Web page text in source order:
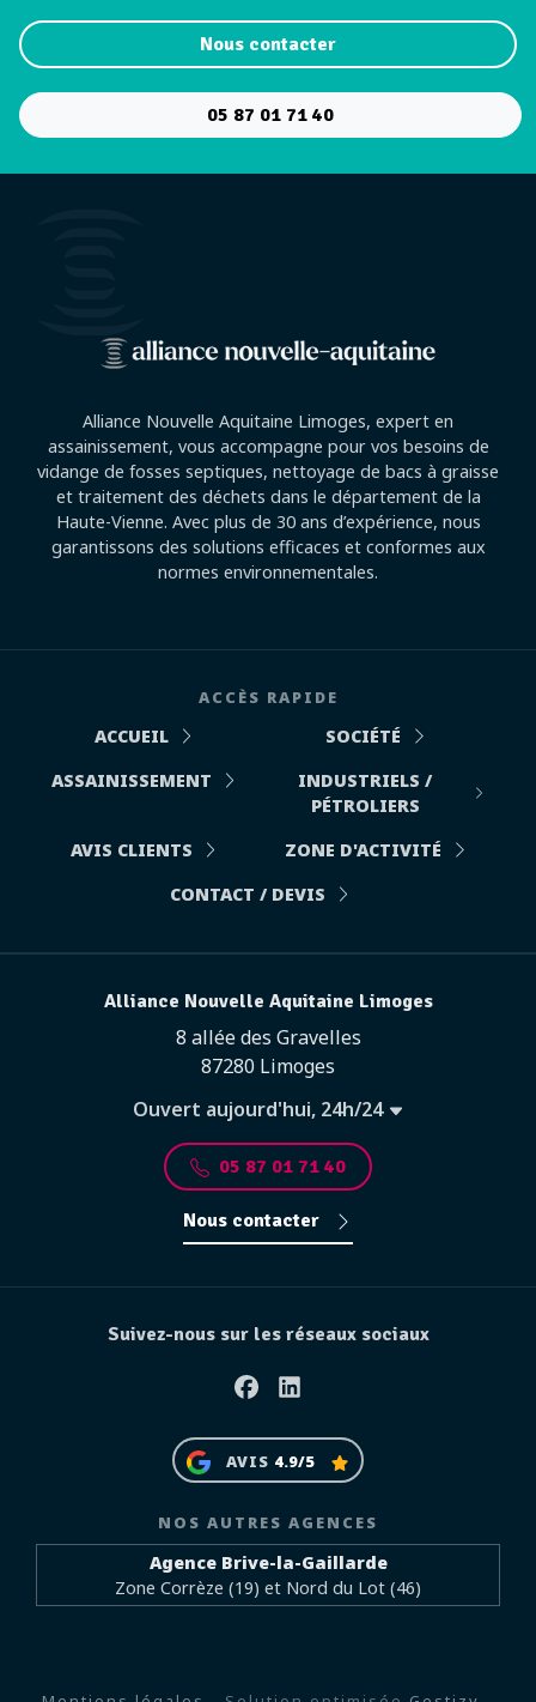
Nous contacter
05 87 01 71 40
Alliance Nouvelle Aquitaine Limoges, expert en
assainissement, vous accompagne pour vos besoins de
vidange de fosses septiques, nettoyage de bacs à graisse
et traitement des déchets dans le département de la
Haute-Vienne. Avec plus de 30 ans d’expérience, nous
garantissons des solutions efficaces et conformes aux
normes environnementales.
ACCÈS RAPIDE
ACCUEIL
SOCIÉTÉ
ASSAINISSEMENT
INDUSTRIELS /
PÉTROLIERS
AVIS CLIENTS
ZONE D'ACTIVITÉ
CONTACT / DEVIS
Alliance Nouvelle Aquitaine Limoges
8 allée des Gravelles
87280 Limoges
Ouvert aujourd'hui, 24h/24
05 87 01 71 40
Nous contacter
Suivez-nous sur les réseaux sociaux
FacebookLinkedin
AVIS 4.9/5
NOS AUTRES AGENCES
Agence Brive-la-Gaillarde
Zone Corrèze (19) et Nord du Lot (46)